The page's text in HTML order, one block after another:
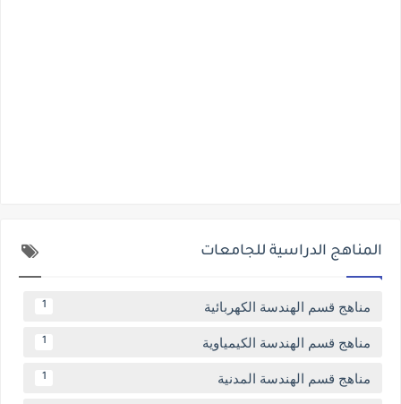
المناهج الدراسية للجامعات
مناهج قسم الهندسة الكهربائية 1
مناهج قسم الهندسة الكيمياوية 1
مناهج قسم الهندسة المدنية 1